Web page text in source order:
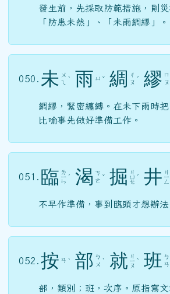
發生前，先採取防範措施，則
「防患未然」、「未雨綢繆」。
050. 未 ㄨ
ㄟ ˋ 雨 ㄩ ˇ 綢
ㄔ
ㄡ ˊ 繆 ㄇ
ㄡ
綢繆，緊密纏縛。在未下雨時把
比喻事先做好準備工作。
051. 臨 ㄌ
ㄧ
ㄣ
ˊ 渴 ㄎ
ㄜ ˇ 掘 ㄐ
ㄩ
ㄝ
ˊ 井 ㄐ
ㄧ
ㄥ
不早作準備，事到臨頭才想辦法
052. 按 ㄢ ˋ 部 ㄅ
ㄨ ˋ 就 ㄐ
ㄧ
ㄡ
ˋ 班 ㄅ
ㄢ
部，類別；班，次序。原指寫